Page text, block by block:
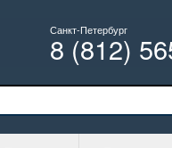
Санкт-Петербург
8 (812)